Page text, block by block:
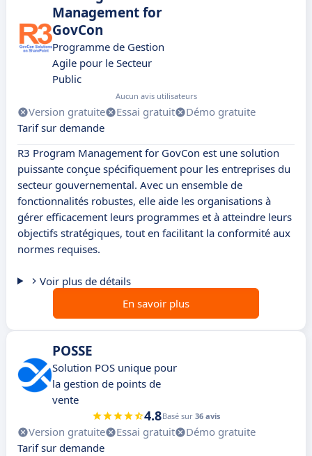
Management for
GovCon
Programme de Gestion
Agile pour le Secteur
Public
Aucun avis utilisateurs
Version gratuite Essai gratuit
Démo gratuite
Tarif sur demande
R3 Program Management for GovCon est une solution
puissante conçue spécifiquement pour les entreprises du
secteur gouvernemental. Avec un ensemble de
fonctionnalités robustes, elle aide les organisations à
gérer efficacement leurs programmes et à atteindre leurs
objectifs stratégiques, tout en facilitant la conformité aux
normes requises.
Voir plus de détails
En savoir plus
POSSE
Solution POS unique pour
la gestion de points de
vente
4.8Basé sur 36 avis
Version gratuite Essai gratuit
Démo gratuite
Tarif sur demande